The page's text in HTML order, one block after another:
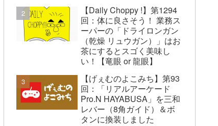
【Daily Choppy !】第1294
回：体に良さそう！ 業務ス
ーパーの「ドライロンガン
（乾燥 リュウガン）」はお
茶にするとスゴく美味し
い！【竜眼 or 龍眼】
【げぇむのよこみち】第93
回：「リアルアーケード
Pro.N HAYABUSA」を三和
レバー（8角ガイド）＆ボ
タンに換装しました